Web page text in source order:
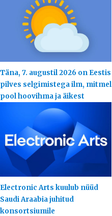
Täna, 7. augustil 2026 on Eestis
pilves selgimistega ilm, mitmel
pool hoovihma ja äikest
Electronic Arts kuulub nüüd
Saudi Araabia juhitud
konsortsiumile